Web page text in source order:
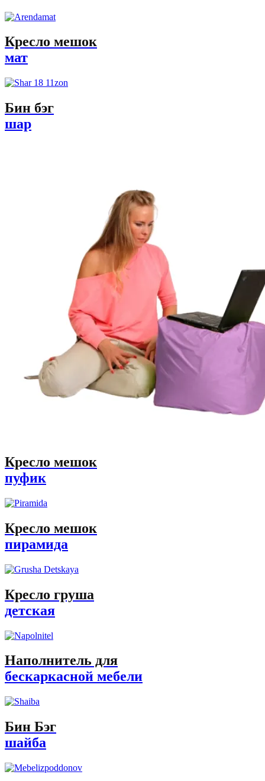
Кресло мешок
мат
Бин бэг
шар
Кресло мешок
пуфик
Кресло мешок
пирамида
Кресло груша
детская
Наполнитель для
бескаркасной мебели
Бин Бэг
шайба